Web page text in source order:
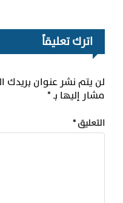
اترك تعليقاً
لن يتم نشر عنوان بريدك
مشار إليها بـ*
التعليق*